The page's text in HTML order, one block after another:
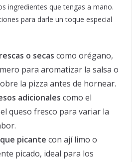
ingredientes que tengas a mano.
para darle un toque especial
o secas como orégano,
para aromatizar la salsa o
la pizza antes de hornear.
adicionales como el
queso fresco para variar la
picante con ají limo o
picado, ideal para los